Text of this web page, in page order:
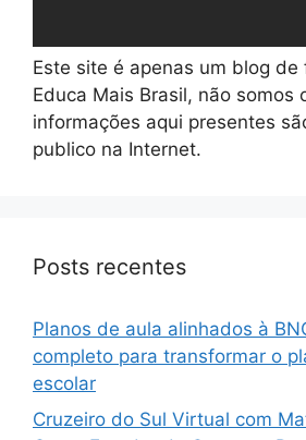
Este site é apenas um blog de
Educa Mais Brasil, não somos
informações aqui presentes
publico na Internet.
Posts recentes
Planos de aula alinhados à
completo para transformar o
escolar
Cruzeiro do Sul Virtual com